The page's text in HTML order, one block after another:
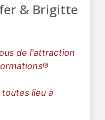
& Brigitte
de l'attraction
lieu à